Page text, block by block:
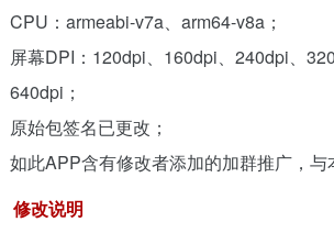
CPU：armeabi-v7a、arm64-v8a；
屏幕DPI：120dpi、160dpi、240dpi、
640dpi；
原始包签名已更改；
如此APP含有修改者添加的加群推广，与
修改说明